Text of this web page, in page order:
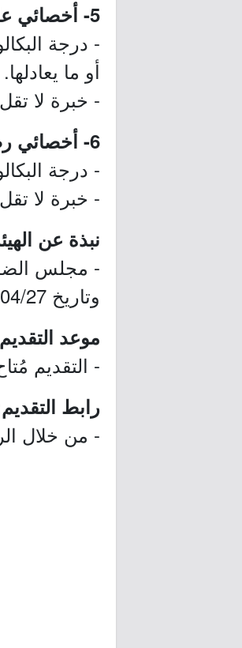
5- أخصائي علم البيانات 2:
- درجة
أو ما يعادلها.
- خبرة لا تقل عن 2 سنوات في
6- أخصائي رصد وتفتيش:
- درجة
- خبرة لا تقل عن 2 سنوات في
نبذة عن
وتاريخ 1420/04/27هـ الموافق 1999/08/11م، للإشراف على تطبيق نظام الضمان الصحي التعاوني.
موعد
- التقديم مُتاح الآن بدأ
رابط
- من خلال